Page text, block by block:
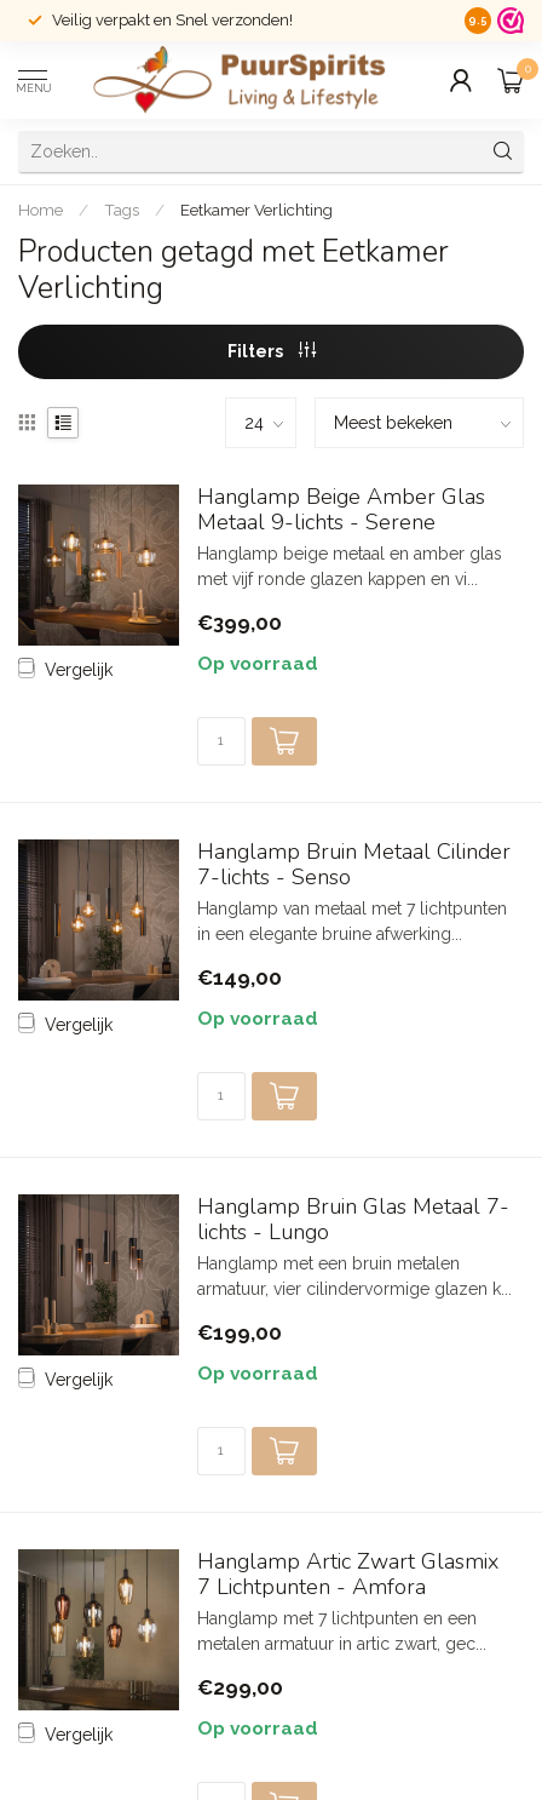
Veilig verpakt en Snel verzonden! 14 dagen
9.5
MENU
0
Home / Tags / Eetkamer Verlichting
Producten getagd met Eetkamer
Verlichting
Filters
Vergelijk
Hanglamp Beige Amber Glas
Metaal 9-lichts - Serene
Hanglamp beige metaal en amber glas
met vijf ronde glazen kappen en vi...
€399,00
Op voorraad
Vergelijk
Hanglamp Bruin Metaal Cilinder
7-lichts - Senso
Hanglamp van metaal met 7 lichtpunten
in een elegante bruine afwerking...
€149,00
Op voorraad
Vergelijk
Hanglamp Bruin Glas Metaal 7-
lichts - Lungo
Hanglamp met een bruin metalen
armatuur, vier cilindervormige glazen k...
€199,00
Op voorraad
Vergelijk
Hanglamp Artic Zwart Glasmix
7 Lichtpunten - Amfora
Hanglamp met 7 lichtpunten en een
metalen armatuur in artic zwart, gec...
€299,00
Op voorraad